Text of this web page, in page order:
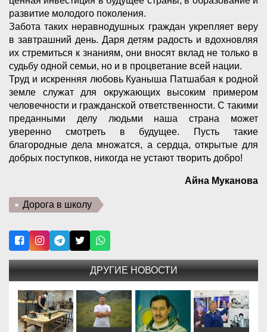
развитие молодого поколения.
Забота таких неравнодушных граждан укрепляет веру
в завтрашний день. Даря детям радость и вдохновляя
их стремиться к знаниям, они вносят вклад не только в
судьбу одной семьи, но и в процветание всей нации.
Труд и искренняя любовь Куаныша Патшабая к родной
земле служат для окружающих высоким примером
человечности и гражданской ответственности. С такими
преданными делу людьми наша страна может
уверенно смотреть в будущее. Пусть такие
благородные дела множатся, а сердца, открытые для
добрых поступков, никогда не устают творить добро!
Айна Муканова
Дорога в школу
ДРУГИЕ НОВОСТИ